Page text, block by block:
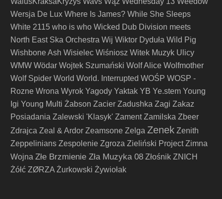
Wersja De Lux Where Is James? While She Sleeps
White 2115 who is who Wicked Dub Division meets
North East Ska Orchestra Wij Wiktor Dyduła Wild Pig
Wishbone Ash Wisielec Wiśniosz Witek Muzyk Ulicy
WMW Wödar Wojtek Szumański Wolf Alice Wolfmother
Wolf Spider World World. Interrupted WOŚP WOSP -
Rozne Wrona Wyrok Yagody Yaktak YB Ye.stem Young
Igi Young Multi Żabson Zacier Zadushka Zagi Zakaz
Posiadania Zalewski 'Klasyk' Zament Zamilska Zbeer
Zdrajca Zeal & Ardor Zeamsone Zelga Zenek Zenith
Zeppelinians Zespolenie Zgroza Zieliński Project Zimna
Wojna Złe Brzmienie Zła Muzyka 08 Złośnik ZNICH
Żółć ZØRZA Żurkowski Żywiołak